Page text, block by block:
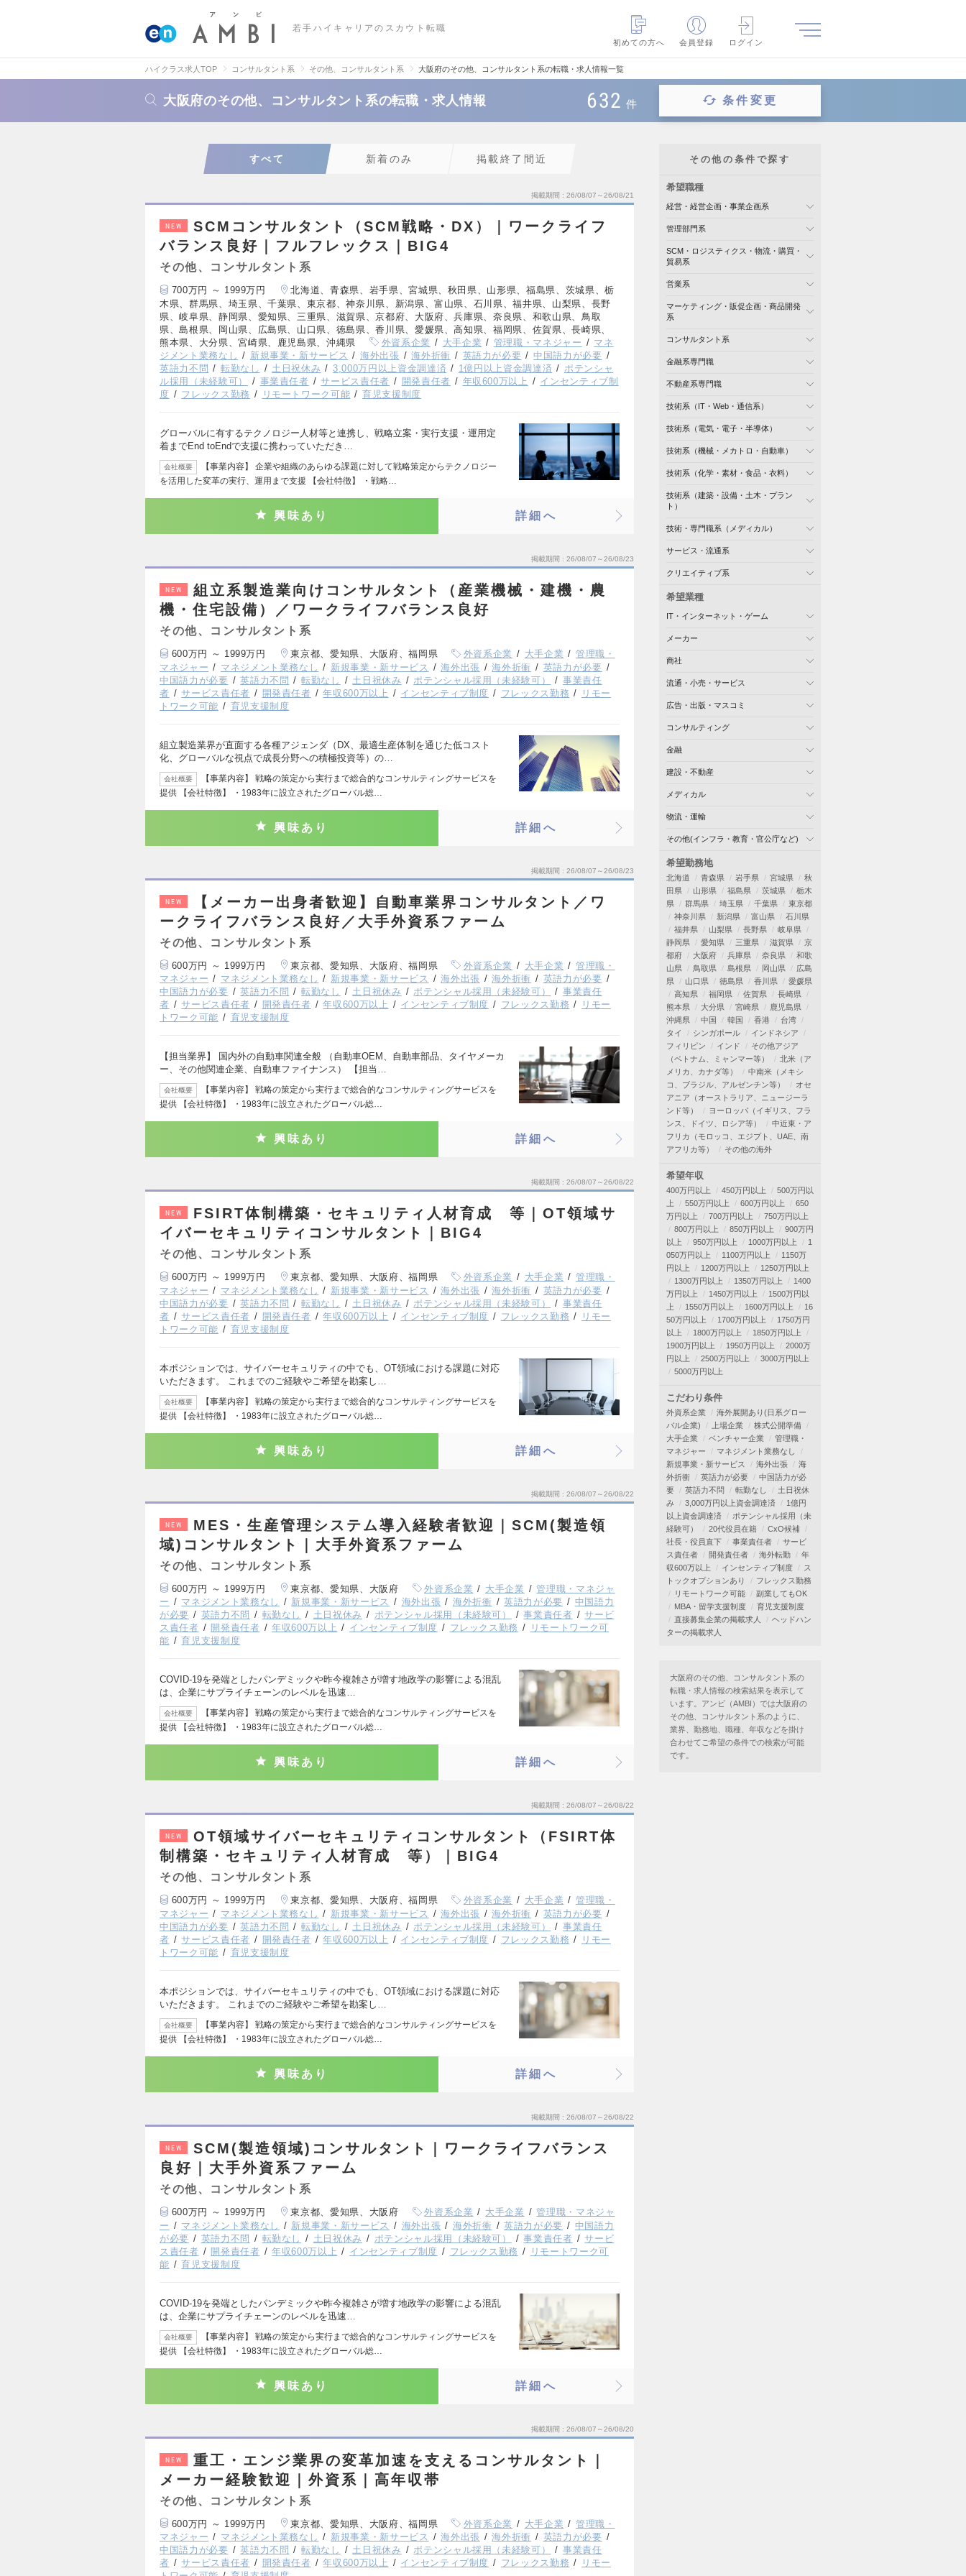
若手ハイキャリアのスカウト転職
初めての方へ
会員登録 ログイン
ハイクラス求人TOP コンサルタント系 その他、コンサルタント系 大阪府のその他、コンサルタント系の転職・求人情報一覧
大阪府のその他、コンサルタント系の転職・求人情報 632 件 条件変更
すべて 新着のみ 掲載終了間近
掲載期間 26/08/07～26/08/21
NEW
SCMコンサルタント（SCM戦略・DX）｜ワークライフ
バランス良好｜フルフレックス｜BIG4
その他、コンサルタント系
700万円 ～ 1999万円
北海道、青森県、岩手県、宮城県、秋田県、山形県、福島県、茨城県、栃
木県、群馬県、埼玉県、千葉県、東京都、神奈川県、新潟県、富山県、石川県、福井県、山梨県、長野
県、岐阜県、静岡県、愛知県、三重県、滋賀県、京都府、大阪府、兵庫県、奈良県、和歌山県、鳥取
県、島根県、岡山県、広島県、山口県、徳島県、香川県、愛媛県、高知県、福岡県、佐賀県、長崎県、
熊本県、大分県、宮崎県、鹿児島県、沖縄県
外資系企業 大手企業 管理職・マネジャー
マネ
ジメント業務なし
新規事業・新サービス 海外出張 海外折衝 英語力が必要
中国語力が必要
英語力不問
転勤なし 土日祝休み 3,000万円以上資金調達済 1億円以上資金調達済
ポテンシャ
ル採用（未経験可）
事業責任者 サービス責任者 開発責任者 年収600万以上
インセンティブ制
度
フレックス勤務 リモートワーク可能 育児支援制度
グローバルに有するテクノロジー人材等と連携し、戦略立案・実行支援・運用定
着までEnd toEndで支援に携わっていただき…
会社概要
【事業内容】 企業や組織のあらゆる課題に対して戦略策定からテクノロジー
を活用した変革の実行、運用まで支援 【会社特徴】 ・戦略…
興味あり 詳細へ
掲載期間 26/08/07～26/08/23
NEW
組立系製造業向けコンサルタント（産業機械・建機・農
機・住宅設備）／ワークライフバランス良好
その他、コンサルタント系
600万円 ～ 1999万円 東京都、愛知県、大阪府、福岡県 外資系企業 大手企業
管理職・
マネジャー
マネジメント業務なし 新規事業・新サービス 海外出張 海外折衝
英語力が必要
中国語力が必要
英語力不問 転勤なし 土日祝休み ポテンシャル採用（未経験可）
事業責任
者
サービス責任者 開発責任者 年収600万以上 インセンティブ制度 フレックス勤務
リモー
トワーク可能
育児支援制度
組立製造業界が直面する各種アジェンダ（DX、最適生産体制を通じた低コスト
化、グローバルな視点で成長分野への積極投資等）の…
会社概要
【事業内容】 戦略の策定から実行まで総合的なコンサルティングサービスを
提供 【会社特徴】 ・1983年に設立されたグローバル総…
興味あり 詳細へ
掲載期間 26/08/07～26/08/23
NEW
【メーカー出身者歓迎】自動車業界コンサルタント／ワ
ークライフバランス良好／大手外資系ファーム
その他、コンサルタント系
600万円 ～ 1999万円 東京都、愛知県、大阪府、福岡県 外資系企業 大手企業
管理職・
マネジャー
マネジメント業務なし 新規事業・新サービス 海外出張 海外折衝
英語力が必要
中国語力が必要
英語力不問 転勤なし 土日祝休み ポテンシャル採用（未経験可）
事業責任
者
サービス責任者 開発責任者 年収600万以上 インセンティブ制度 フレックス勤務
リモー
トワーク可能
育児支援制度
【担当業界】 国内外の自動車関連全般 （自動車OEM、自動車部品、タイヤメーカ
ー、その他関連企業、自動車ファイナンス） 【担当…
会社概要
【事業内容】 戦略の策定から実行まで総合的なコンサルティングサービスを
提供 【会社特徴】 ・1983年に設立されたグローバル総…
興味あり 詳細へ
掲載期間 26/08/07～26/08/22
NEW
FSIRT体制構築・セキュリティ人材育成 等｜OT領域サ
イバーセキュリティコンサルタント｜BIG4
その他、コンサルタント系
600万円 ～ 1999万円 東京都、愛知県、大阪府、福岡県 外資系企業 大手企業
管理職・
マネジャー
マネジメント業務なし 新規事業・新サービス 海外出張 海外折衝
英語力が必要
中国語力が必要
英語力不問 転勤なし 土日祝休み ポテンシャル採用（未経験可）
事業責任
者
サービス責任者 開発責任者 年収600万以上 インセンティブ制度 フレックス勤務
リモー
トワーク可能
育児支援制度
本ポジションでは、サイバーセキュリティの中でも、OT領域における課題に対応
いただきます。 これまでのご経験やご希望を勘案し…
会社概要
【事業内容】 戦略の策定から実行まで総合的なコンサルティングサービスを
提供 【会社特徴】 ・1983年に設立されたグローバル総…
興味あり 詳細へ
掲載期間 26/08/07～26/08/22
NEW
MES・生産管理システム導入経験者歓迎｜SCM(製造領
域)コンサルタント｜大手外資系ファーム
その他、コンサルタント系
600万円 ～ 1999万円 東京都、愛知県、大阪府 外資系企業 大手企業
管理職・マネジャ
ー
マネジメント業務なし 新規事業・新サービス 海外出張 海外折衝 英語力が必要
中国語力
が必要
英語力不問 転勤なし 土日祝休み ポテンシャル採用（未経験可） 事業責任者
サービ
ス責任者
開発責任者 年収600万以上 インセンティブ制度 フレックス勤務
リモートワーク可
能
育児支援制度
COVID-19を発端としたパンデミックや昨今複雑さが増す地政学の影響による混乱
は、企業にサプライチェーンのレベルを迅速…
会社概要
【事業内容】 戦略の策定から実行まで総合的なコンサルティングサービスを
提供 【会社特徴】 ・1983年に設立されたグローバル総…
興味あり 詳細へ
掲載期間 26/08/07～26/08/22
NEW
OT領域サイバーセキュリティコンサルタント（FSIRT体
制構築・セキュリティ人材育成 等）｜BIG4
その他、コンサルタント系
600万円 ～ 1999万円 東京都、愛知県、大阪府、福岡県 外資系企業 大手企業
管理職・
マネジャー
マネジメント業務なし 新規事業・新サービス 海外出張 海外折衝
英語力が必要
中国語力が必要
英語力不問 転勤なし 土日祝休み ポテンシャル採用（未経験可）
事業責任
者
サービス責任者 開発責任者 年収600万以上 インセンティブ制度 フレックス勤務
リモー
トワーク可能
育児支援制度
本ポジションでは、サイバーセキュリティの中でも、OT領域における課題に対応
いただきます。 これまでのご経験やご希望を勘案し…
会社概要
【事業内容】 戦略の策定から実行まで総合的なコンサルティングサービスを
提供 【会社特徴】 ・1983年に設立されたグローバル総…
興味あり 詳細へ
掲載期間 26/08/07～26/08/22
NEW
SCM(製造領域)コンサルタント｜ワークライフバランス
良好｜大手外資系ファーム
その他、コンサルタント系
600万円 ～ 1999万円 東京都、愛知県、大阪府 外資系企業 大手企業
管理職・マネジャ
ー
マネジメント業務なし 新規事業・新サービス 海外出張 海外折衝 英語力が必要
中国語力
が必要
英語力不問 転勤なし 土日祝休み ポテンシャル採用（未経験可） 事業責任者
サービ
ス責任者
開発責任者 年収600万以上 インセンティブ制度 フレックス勤務
リモートワーク可
能
育児支援制度
COVID-19を発端としたパンデミックや昨今複雑さが増す地政学の影響による混乱
は、企業にサプライチェーンのレベルを迅速…
会社概要
【事業内容】 戦略の策定から実行まで総合的なコンサルティングサービスを
提供 【会社特徴】 ・1983年に設立されたグローバル総…
興味あり 詳細へ
掲載期間 26/08/07～26/08/20
NEW
重工・エンジ業界の変革加速を支えるコンサルタント｜
メーカー経験歓迎｜外資系｜高年収帯
その他、コンサルタント系
600万円 ～ 1999万円 東京都、愛知県、大阪府、福岡県 外資系企業 大手企業
管理職・
マネジャー
マネジメント業務なし 新規事業・新サービス 海外出張 海外折衝
英語力が必要
中国語力が必要
英語力不問 転勤なし 土日祝休み ポテンシャル採用（未経験可）
事業責任
者
サービス責任者 開発責任者 年収600万以上 インセンティブ制度 フレックス勤務
リモー
その他の条件で探す
希望職種
経営・経営企画・事業企画系
管理部門系
SCM・ロジスティクス・物流・購買・
貿易系
営業系
マーケティング・販促企画・商品開発
系
コンサルタント系
金融系専門職
不動産系専門職
技術系（IT・Web・通信系）
技術系（電気・電子・半導体）
技術系（機械・メカトロ・自動車）
技術系（化学・素材・食品・衣料）
技術系（建築・設備・土木・プラン
ト）
技術・専門職系（メディカル）
サービス・流通系
クリエイティブ系
希望業種
IT・インターネット・ゲーム
メーカー
商社
流通・小売・サービス
広告・出版・マスコミ
コンサルティング
金融
建設・不動産
メディカル
物流・運輸
その他(インフラ・教育・官公庁など)
希望勤務地
北海道 青森県 岩手県 宮城県
秋
田県
山形県 福島県 茨城県
栃木
県
群馬県 埼玉県 千葉県
東京都
神奈川県
新潟県 富山県
石川県
福井県
山梨県 長野県
岐阜県
静岡県
愛知県 三重県 滋賀県
京
都府
大阪府 兵庫県 奈良県
和歌
山県
鳥取県 島根県 岡山県
広島
県
山口県 徳島県 香川県
愛媛県
高知県
福岡県 佐賀県
長崎県
熊本県
大分県 宮崎県
鹿児島県
沖縄県
中国 韓国 香港
台湾
タイ
シンガポール
インドネシア
フィリピン
インド
その他アジア
（ベトナム、ミャンマー等）
北米（ア
メリカ、カナダ等）
中南米（メキシ
コ、ブラジル、アルゼンチン等）
オセ
アニア（オーストラリア、ニュージーラ
ンド等）
ヨーロッパ（イギリス、フラ
ンス、ドイツ、ロシア等）
中近東・ア
フリカ（モロッコ、エジプト、UAE、南
アフリカ等）
その他の海外
希望年収
400万円以上 450万円以上
500万円以
上
550万円以上 600万円以上
650
万円以上
700万円以上
750万円以上
800万円以上
850万円以上
900万円
以上
950万円以上 1000万円以上
1
050万円以上
1100万円以上
1150万
円以上
1200万円以上
1250万円以上
1300万円以上
1350万円以上
1400
万円以上
1450万円以上
1500万円以
上
1550万円以上 1600万円以上
16
50万円以上
1700万円以上
1750万円
以上
1800万円以上
1850万円以上
1900万円以上
1950万円以上
2000万
円以上
2500万円以上
3000万円以上
5000万円以上
こだわり条件
外資系企業
海外展開あり(日系グロー
バル企業)
上場企業
株式公開準備
大手企業
ベンチャー企業
管理職・
マネジャー
マネジメント業務なし
新規事業・新サービス
海外出張
海
外折衝
英語力が必要
中国語力が必
要
英語力不問 転勤なし
土日祝休
み
3,000万円以上資金調達済
1億円
以上資金調達済
ポテンシャル採用（未
経験可）
20代役員在籍
CxO候補
社長・役員直下
事業責任者
サービ
ス責任者
開発責任者 海外転勤
年
収600万以上
インセンティブ制度
ス
トックオプションあり
フレックス勤務
リモートワーク可能
副業してもOK
MBA・留学支援制度
育児支援制度
直接募集企業の掲載求人
ヘッドハン
ターの掲載求人
大阪府のその他、コンサルタント系の
転職・求人情報の検索結果を表示して
います。アンビ（AMBI）では大阪府の
その他、コンサルタント系のように、
業界、勤務地、職種、年収などを掛け
合わせてご希望の条件での検索が可能
です。